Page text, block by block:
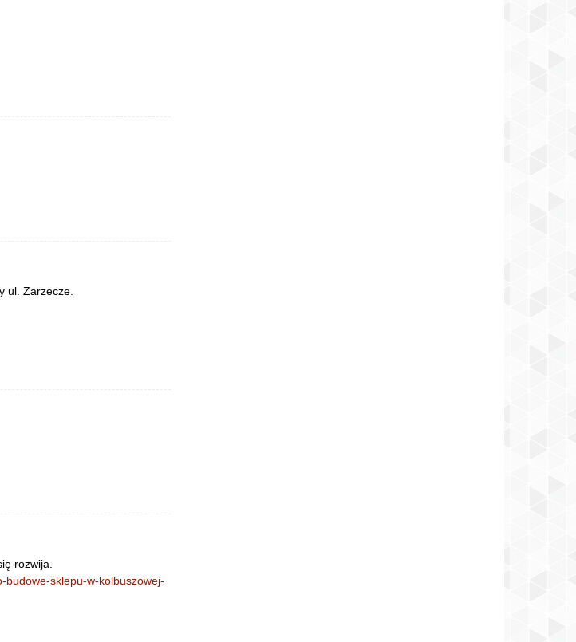
ul. Zarzecze.
rozwija.
budowe-sklepu-w-kolbuszowej-